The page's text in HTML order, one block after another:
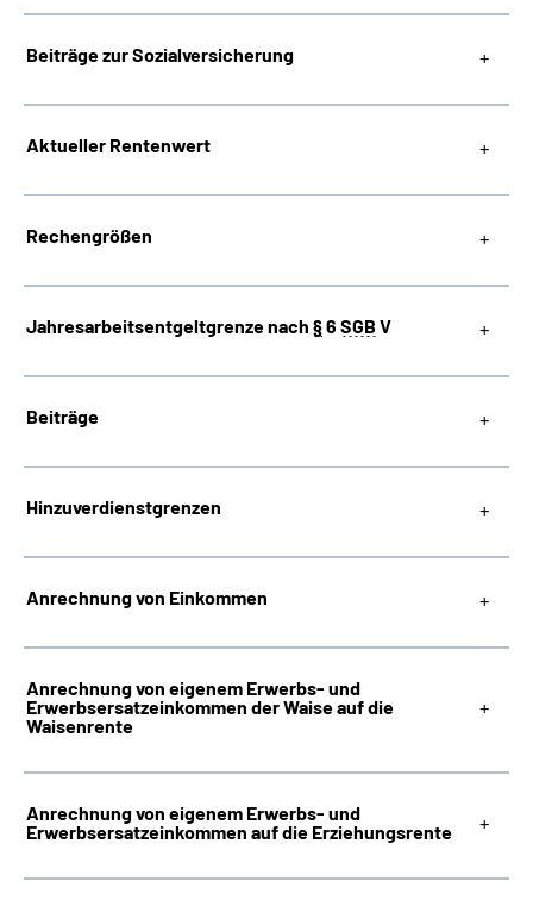
Online-Services
Inhalte in Gebärdensprache (DGS)
Beiträge zur Sozialversicherung
Aktueller Rentenwert
Rechengrößen
Jahresarbeitsentgeltgrenze nach §6 SGB V
Beiträge
Hinzuverdienstgrenzen
Anrechnung von Einkommen
Anrechnung von eigenem Erwerbs- und
Erwerbsersatzeinkommen der Waise auf die
Waisenrente
Anrechnung von eigenem Erwerbs- und
Erwerbsersatzeinkommen auf die Erziehungsrente